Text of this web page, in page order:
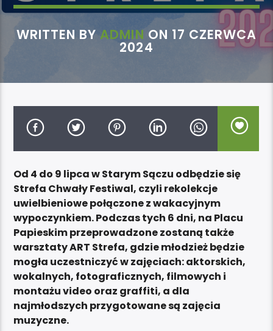
WRITTEN BYADMIN ON 17 CZERWCA
2024
Od 4 do 9 lipca w Starym Sączu odbędzie się
Strefa Chwały Festiwal, czyli rekolekcje
uwielbieniowe połączone z wakacyjnym
wypoczynkiem. Podczas tych 6 dni, na Placu
Papieskim przeprowadzone zostaną także
warsztaty ART Strefa, gdzie młodzież będzie
mogła uczestniczyć w zajęciach: aktorskich,
wokalnych, fotograficznych, filmowych i
montażu video oraz graffiti, a dla
najmłodszych przygotowane są zajęcia
muzyczne.